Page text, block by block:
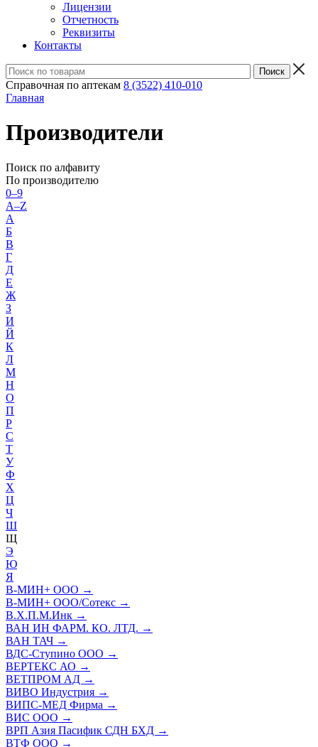
Лицензии
Отчетность
Реквизиты
Контакты
Справочная по аптекам 8 (3522) 410-010
Главная
Производители
Поиск по алфавиту
По производителю
0–9
A–Z
А
Б
В
Г
Д
Е
Ж
З
И
Й
К
Л
М
Н
О
П
Р
С
Т
У
Ф
Х
Ц
Ч
Ш
Щ
Э
Ю
Я
В-МИН+ ООО →
В-МИН+ ООО/Сотекс →
В.Х.П.М.Инк →
ВАН ИН ФАРМ. КО. ЛТД. →
ВАН ТАЧ →
ВДС-Ступино ООО →
ВЕРТЕКС АО →
ВЕТПРОМ АД →
ВИВО Индустрия →
ВИПС-МЕД Фирма →
ВИС ООО →
ВРП Азия Пасифик СДН БХД →
ВТФ ООО →